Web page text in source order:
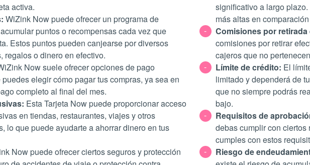
activa.
WiZink Now puede ofrecer un programa de
puntos o recompensas cada vez que
Estos puntos pueden canjearse por diversos
regalos o dinero en efectivo.
Now suele ofrecer opciones de pago
elegir cómo pagar tus compras, ya sea en
completo al final del mes.
Esta Tarjeta Now puede proporcionar acceso
en tiendas, restaurantes, viajes y otros
lo que puede ayudarte a ahorrar dinero en tus
Now puede ofrecer ciertos seguros y protección
significativo a largo
más altas en
Comisiones por retirada
comisiones por retirar
cajeros que no
Límite de crédito: El
limitado y dependerá de
que no siempre podrás
bajo.
Requisitos de
debas cumplir con
cumples con estos
Riesgo de